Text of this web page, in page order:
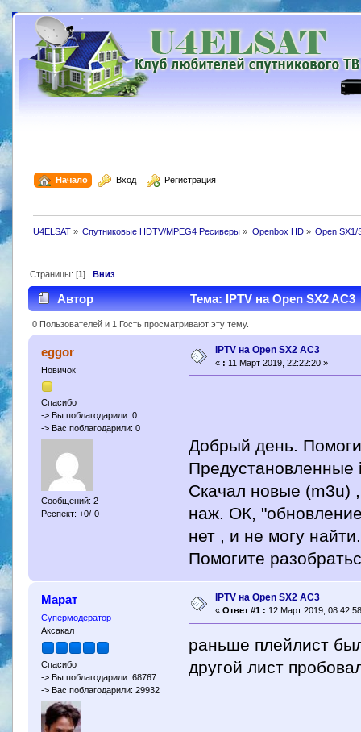
Начало Вход Регистрация
U4ELSAT» Спутниковые HDTV/MPEG4 Ресиверы » Openbox HD» Open SX1/
Страницы: [1] Вниз
Автор Тема: IPTV на Open SX2 AC3
0 Пользователей и 1 Гость просматривают эту тему.
eggor
Новичок
Спасибо
-> Вы поблагодарили: 0
-> Вас поблагодарили: 0
Сообщений: 2
Респект: +0/-0
IPTV на Open SX2 AC3
« : 11 Март 2019, 22:22:20 »
Добрый день.
Предустановленные
Скачал новые (m3u)
наж. ОК,
нет , и не могу
Помогите
Марат
Супермодератор
Аксакал
Спасибо
-> Вы поблагодарили: 68767
-> Вас поблагодарили: 29932
IPTV на Open SX2 AC3
« Ответ #1 : 12 Март 2019,
раньше плейлист
другой лист